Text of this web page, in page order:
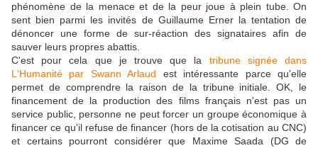
phénomène de la menace et de la peur joue à plein tube. On
sent bien parmi les invités de Guillaume Erner la tentation de
dénoncer une forme de sur-réaction des signataires afin de
sauver leurs propres abattis.
C'est pour cela que je trouve que la tribune signée dans
L'Humanité par Swann Arlaud est intéressante parce qu'elle
permet de comprendre la raison de la tribune initiale. OK, le
financement de la production des films français n'est pas un
service public, personne ne peut forcer un groupe économique à
financer ce qu'il refuse de financer (hors de la cotisation au CNC)
et certains pourront considérer que Maxime Saada (DG de